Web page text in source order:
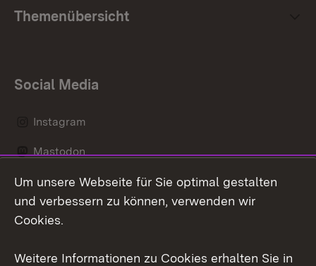
Themenübersicht
Social Media
Instagram
Mastodon
Messenger
Um unsere Webseite für Sie optimal gestalten
und verbessern zu können, verwenden wir
Cookies.
Weitere Informationen zu Cookies erhalten Sie in